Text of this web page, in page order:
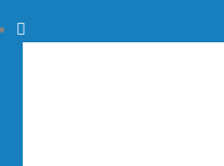
to
Procurar